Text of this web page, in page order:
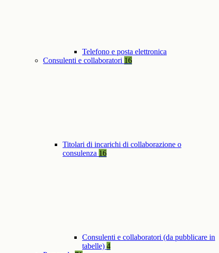
Telefono e posta elettronica
Consulenti e collaboratori 16
Titolari di incarichi di collaborazione o
consulenza 16
Consulenti e collaboratori (da pubblicare in
tabelle) 4